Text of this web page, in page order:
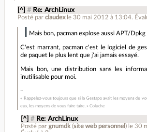
[^] # Re: ArchLinux
Posté parclaudex le 30 mai 2012 à 13:04.
Mais bon, pacman explose aussi APT/
C'est marrant, pacman c'est le logiciel de
de paquet le plus lent que j'ai jamais essayé.
Mais bon, une distribution sans les
inutilisable pour moi.
« Rappelez-vous toujours que si la Gestapo avait les moyens de
eux, les moyens de vous faire taire. » Coluche
[^] # Re: ArchLinux
Posté par gnumdk(site web personnel ) le 30